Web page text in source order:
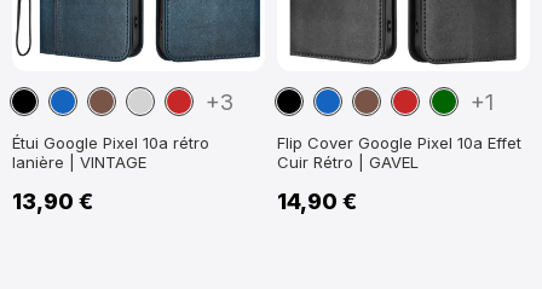
NoirBleuMarron
GrisRouge
+3
Étui Google Pixel 10a rétro
lanière | VINTAGE
13,90 €
NoirBleuMarronRouge
Vert +1
Flip Cover Google Pixel 10a Effet
Cuir Rétro | GAVEL
14,90 €